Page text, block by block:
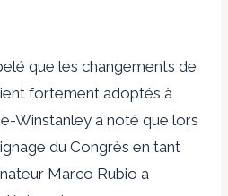
que les changements de
fortement adoptés à
Winstanley a noté que lors
du Congrès en tant
Marco Rubio a